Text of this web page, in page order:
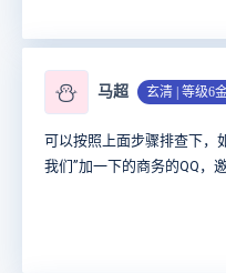
⛄ 马超 玄清 | 等级6
可以按照上面步骤排查下，
我们”加一下的商务的QQ，